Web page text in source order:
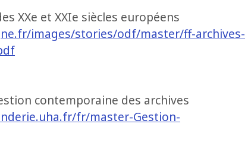
XXe et XXIe siècles européens
images/stories/odf/master/ff-archives-
contemporaine des archives
fr/master-Gestion-